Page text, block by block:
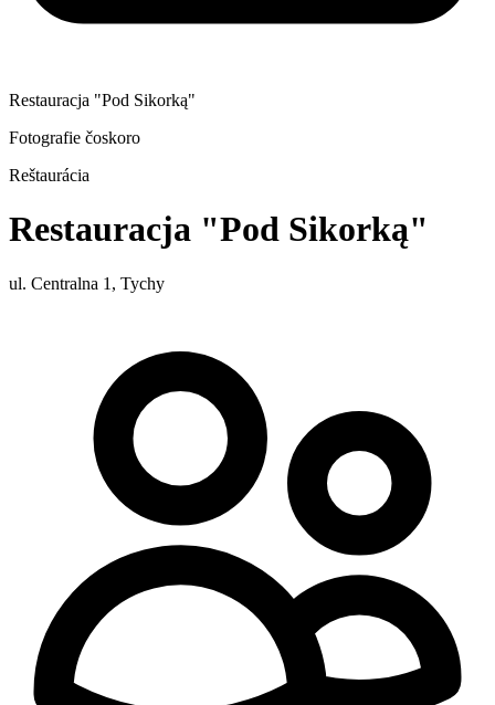
Restauracja "Pod Sikorką"
Fotografie čoskoro
Reštaurácia
Restauracja "Pod Sikorką"
ul. Centralna 1, Tychy